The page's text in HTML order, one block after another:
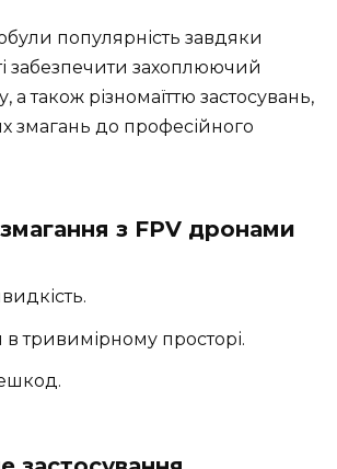
популярність завдяки
забезпечити захоплюючий
а також різномаїттю застосувань,
змагань до професійного
з FPV дронами
в тривимірному просторі.